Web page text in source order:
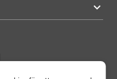
erbjudandena och